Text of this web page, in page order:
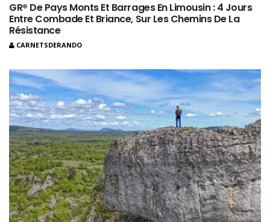
GR® De Pays Monts Et Barrages En Limousin : 4 Jours
Entre Combade Et Briance, Sur Les Chemins De La
Résistance
CARNETSDERANDO